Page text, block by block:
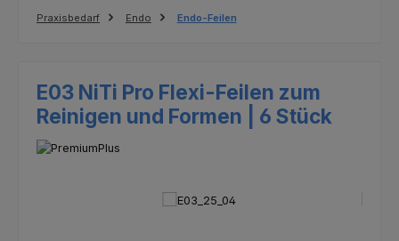
Praxisbedarf Endo Endo-Feilen
E03 NiTi Pro Flexi-Feilen zum
Reinigen und Formen | 6 Stück
Bildergalerie überspringen